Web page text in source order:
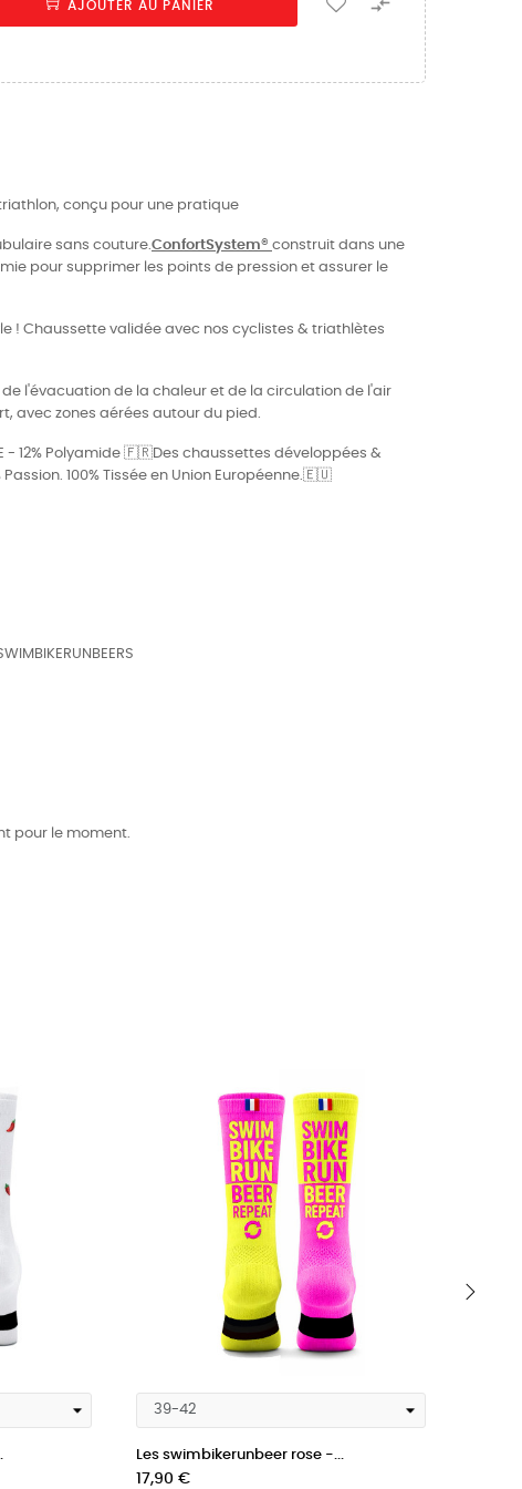
AJOUTER AU PANIER 
conçu pour une pratique
sans couture.ConfortSystem® construit dans une
pour supprimer les points de pression et assurer le
! Chaussette validée avec nos cyclistes & triathlètes
l'évacuation de la chaleur et de la circulation de l'air
avec zones aérées autour du pied.
- 12% Polyamide 🇫🇷Des chaussettes développées &
Passion. 100% Tissée en Union Européenne.🇪🇺
pour le moment.
Les swimbikerunbeer rose -...
Prix
17,90 €